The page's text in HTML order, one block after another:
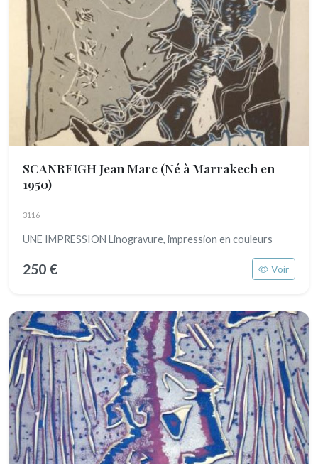
SCANREIGH Jean Marc (Né à Marrakech en
1950)
3116
UNE IMPRESSION Linogravure, impression en couleurs
250 € Voir